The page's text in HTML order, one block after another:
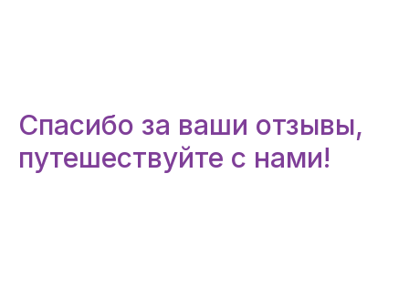
Спасибо за ваши отзывы,
путешествуйте с нами!